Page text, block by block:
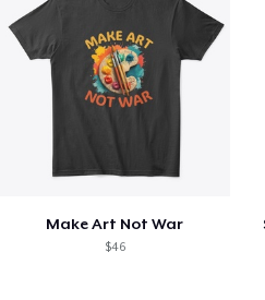
Make Art Not War
$46